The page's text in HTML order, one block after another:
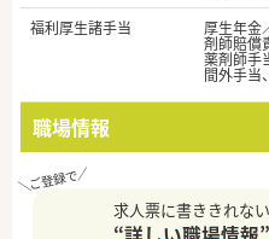
福利厚生諸手当
厚生年金
剤師賠償
薬剤師手
間外手当
職場情報
求人票に書ききれない